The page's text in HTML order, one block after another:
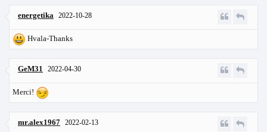
energetika 2022-10-28
Hvala-Thanks
GeM31 2022-04-30
Merci!
mr.alex1967 2022-02-13